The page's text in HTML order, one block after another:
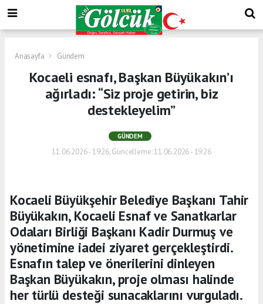
Anasayfa Gündem
Kocaeli esnafı, Başkan Büyükakın’ı
ağırladı: “Siz proje getirin, biz
destekleyelim”
GÜNDEM
11.06.2026 - 19:26, Güncelleme: 11.06.2026 - 19:26
Kocaeli Büyükşehir Belediye Başkanı Tahir
Büyükakın, Kocaeli Esnaf ve Sanatkarlar
Odaları Birliği Başkanı Kadir Durmuş ve
yönetimine iadei ziyaret gerçekleştirdi.
Esnafın talep ve önerilerini dinleyen
Başkan Büyükakın, proje olması halinde
her türlü desteği sunacaklarını vurguladı.